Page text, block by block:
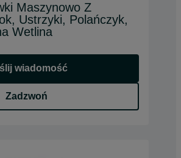
Maszynowo Z
Ustrzyki, Polańczyk,
Wetlina
wiadomość
Zadzwoń